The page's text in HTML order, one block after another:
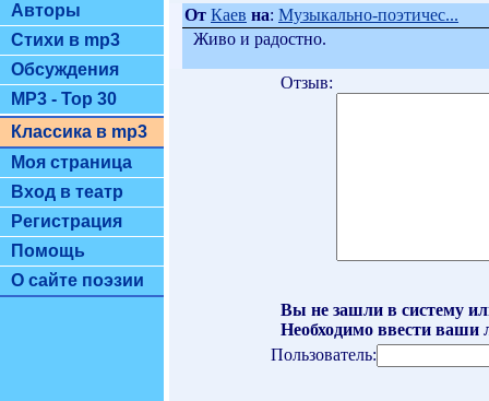
Авторы
Стихи в mp3
Обсуждения
MP3 - Top 30
Классика в mp3
Моя страница
Вход в театр
Регистрация
Помощь
О сайте поэзии
От Каев на: Музыкально-поэтичес...
Живо и радостно.
Отзыв:
Вы не зашли в систему
Необходимо ввести ваши
Пользователь: